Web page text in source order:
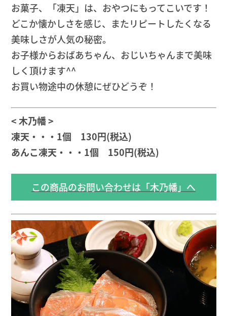
お菓子、「凍天」は、おやつにもってこいです！
どこか懐かしさを感じ、またリピートしたくなる
美味しさが人気の秘密。
お子様からおばあちゃん、おじいちゃんまで美味
しく頂けます^^
お買い物途中の休憩にぜひどうぞ！
< 木乃幡 >
凍天・・・1個 130円(税込)
あんこ凍天・・・1個 150円(税込)
この商品のお問い合わせは「木乃幡」へ